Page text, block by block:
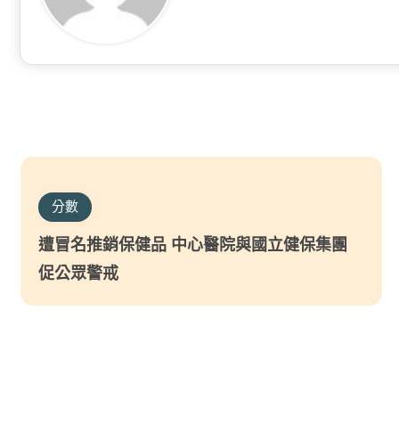
分數
遭冒名推銷保健品 中心醫院與國立健保集團
促公眾警戒